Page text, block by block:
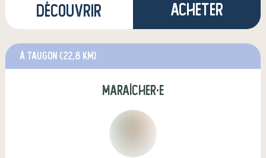
Découvrir Acheter
à Taugon (22,8 km)
maraîcher·e